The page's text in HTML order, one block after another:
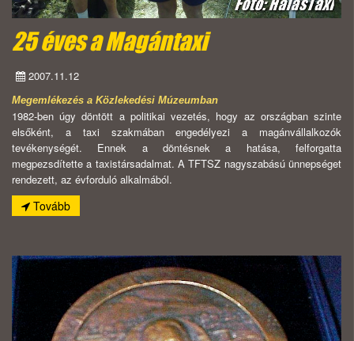
25 éves a Magántaxi
2007.11.12
Megemlékezés a Közlekedési Múzeumban
1982-ben úgy döntött a politikai vezetés, hogy az országban szinte
elsőként, a taxi szakmában engedélyezi a magánvállalkozók
tevékenységét. Ennek a döntésnek a hatása, felforgatta
megpezsdítette a taxistársadalmat. A TFTSZ nagyszabású ünnepséget
rendezett, az évforduló alkalmából.
Tovább